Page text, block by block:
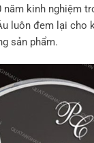
kinh nghiệm
luôn đem lại cho
sản phẩm.